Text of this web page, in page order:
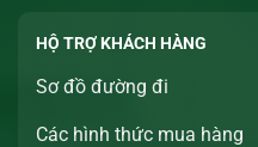
HỘ TRỢ KHÁCH HÀNG
Sơ đồ đường đi
Các hình thức mua hàng